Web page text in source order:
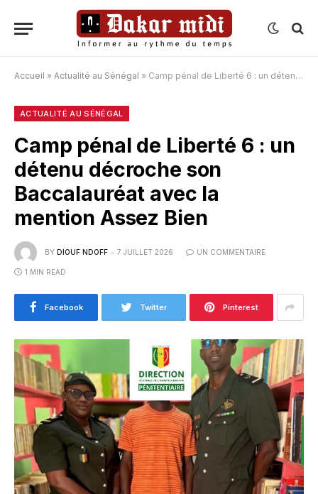
Accueil » Actualité au Sénégal » Camp pénal de Liberté 6 : un détenu décroche son Baccalauréat avec la mention Assez Bien
ACTUALITÉ AU SÉNÉGAL
Camp pénal de Liberté 6 : un
détenu décroche son
Baccalauréat avec la
mention Assez Bien
BY DIOUF NDOFF 7 JUILLET 2026 UN COMMENTAIRE
1 MIN READ
Facebook Twitter Pinterest